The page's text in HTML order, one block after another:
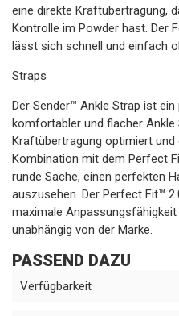
eine direkte Kraftübertragung,
Kontrolle im Powder hast. Der
lässt sich schnell und einfach
Straps
Der Sender™ Ankle Strap ist
komfortabler und flacher Ankle
Kraftübertragung optimiert
Kombination mit dem Perfect
runde Sache, einen perfekten
auszusehen. Der Perfect Fit™
maximale
unabhängig von der Marke.
PASSEND DAZU
Verfügbarkeit